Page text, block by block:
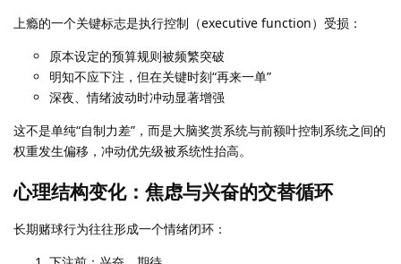
上瘾的一个关键标志是执行控制（executive function）受损：
原本设定的预算规则被频繁突破
明知不应下注，但在关键时刻“再来一单”
深夜、情绪波动时冲动显著增强
这不是单纯“自制力差”，而是大脑奖赏系统与前额叶控制系统之间的
权重发生偏移，冲动优先级被系统性抬高。
心理结构变化：焦虑与兴奋的交替循环
长期赌球行为往往形成一个情绪闭环：